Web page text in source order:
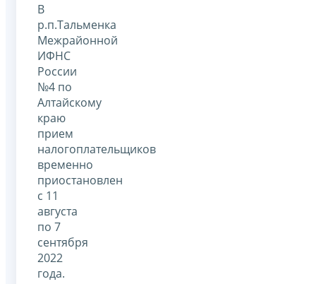
В
р.п.Тальменка
Межрайонной
ИФНС
России
№4 по
Алтайскому
краю
прием
налогоплательщиков
временно
приостановлен
с 11
августа
по 7
сентября
2022
года.